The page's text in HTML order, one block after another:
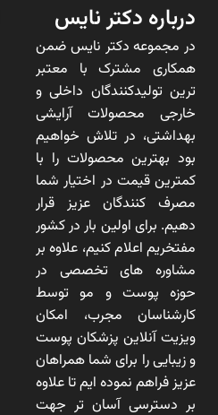
درباره دکتر نایس
در مجموعه دکتر نایس ضمن
همکاری مشترک با معتبر
ترین تولیدکنندگان داخلی و
خارجی محصولات آرایشی
بهداشتی، در تلاش خواهیم
بود بهترین محصولات را با
کمترین قیمت در اختیار شما
مصرف کنندگان عزیز قرار
دهیم. برای اولین بار در کشور
مفتخریم اعلام کنیم، علاوه بر
مشاوره های تخصصی در
حوزه پوست و مو توسط
کارشناسان مجرب، امکان
ویزیت آنلاین پزشکان پوست
و زیبایی را برای شما همراهان
عزیز فراهم نموده ایم تا علاوه
بر دسترسی آسان تر جهت